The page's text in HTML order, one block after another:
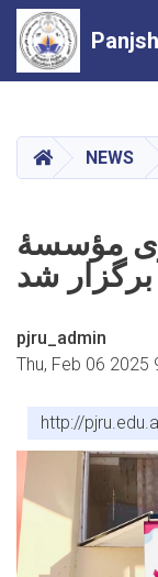
HOMENEWS
مؤسسهٔ
pjru_admin
Thu, Feb 06 2025
http://